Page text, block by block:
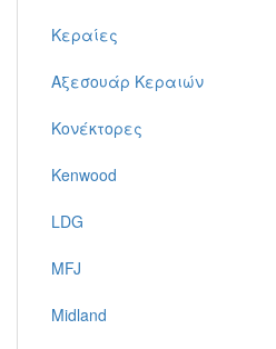
Κεραίες
Αξεσουάρ Κεραιών
Κονέκτορες
Kenwood
LDG
MFJ
Midland